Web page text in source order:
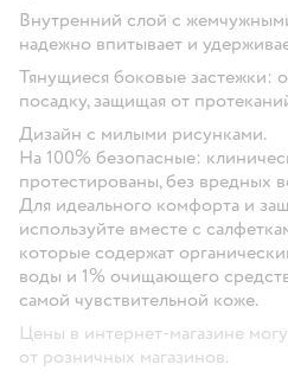
Внутренний слой с
надежно впитывает и
Тянущиеся боковые застежки:
посадку, защищая от
Дизайн с милыми рисунками.
На 100% безопасные:
протестированы, без вредных
Для идеального комфорта и
используйте вместе с
которые содержат
воды и 1% очищающего
самой чувствительной коже.
Цены в интернет-магазине
от розничных магазинов.